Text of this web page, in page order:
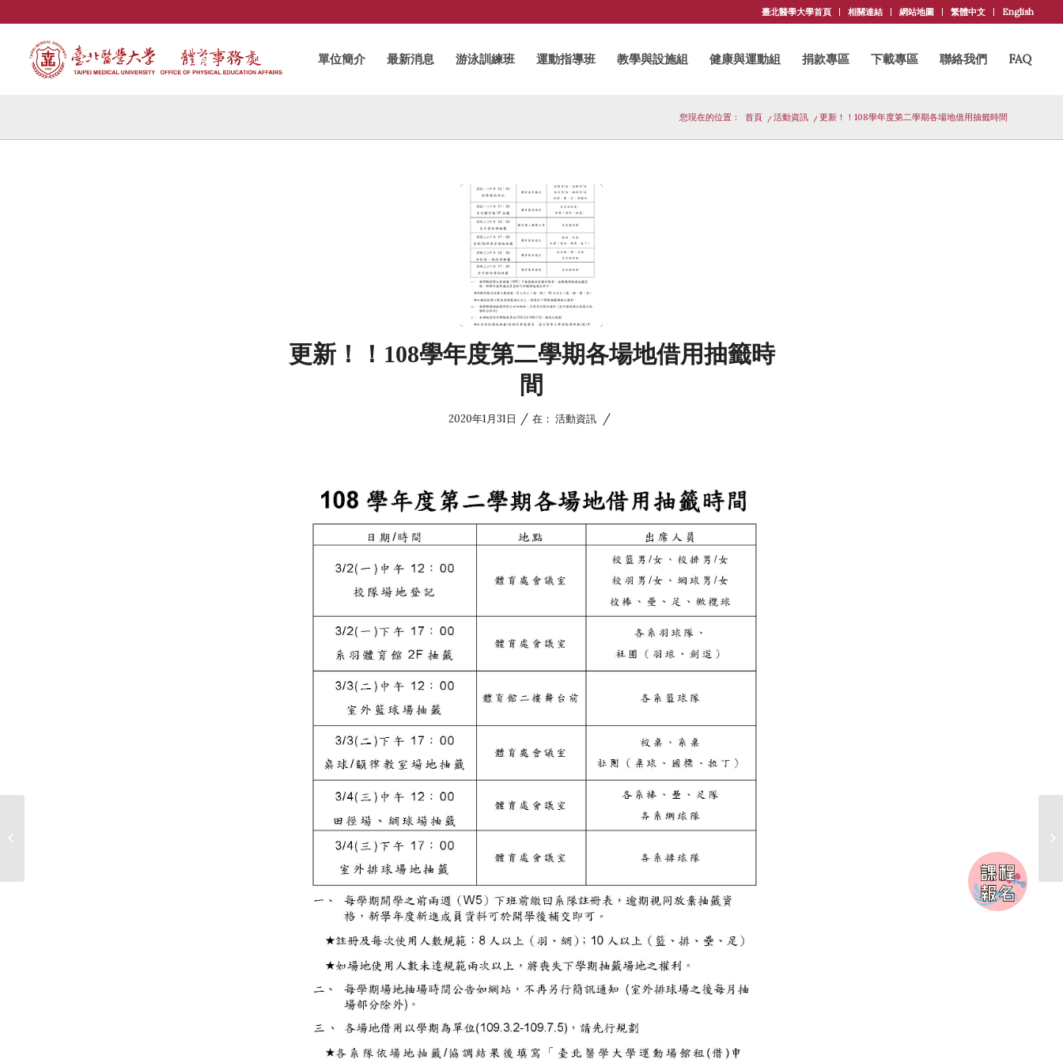
臺北醫學大學首頁 相關連結 網站地圖 繁體中文 English
單位簡介 最新消息 游泳訓練班 運動指導班 教學與設施組 健康與運動組 捐款專區 下載專區 聯絡我們 FAQ
您現在的位置： 首頁 / 活動資訊 / 更新！！108學年度第二學期各場地借用抽籤時間
更新！！108學年度第二學期各場地借用抽籤時
間
2020年1月31日 / 在： 活動資訊 /